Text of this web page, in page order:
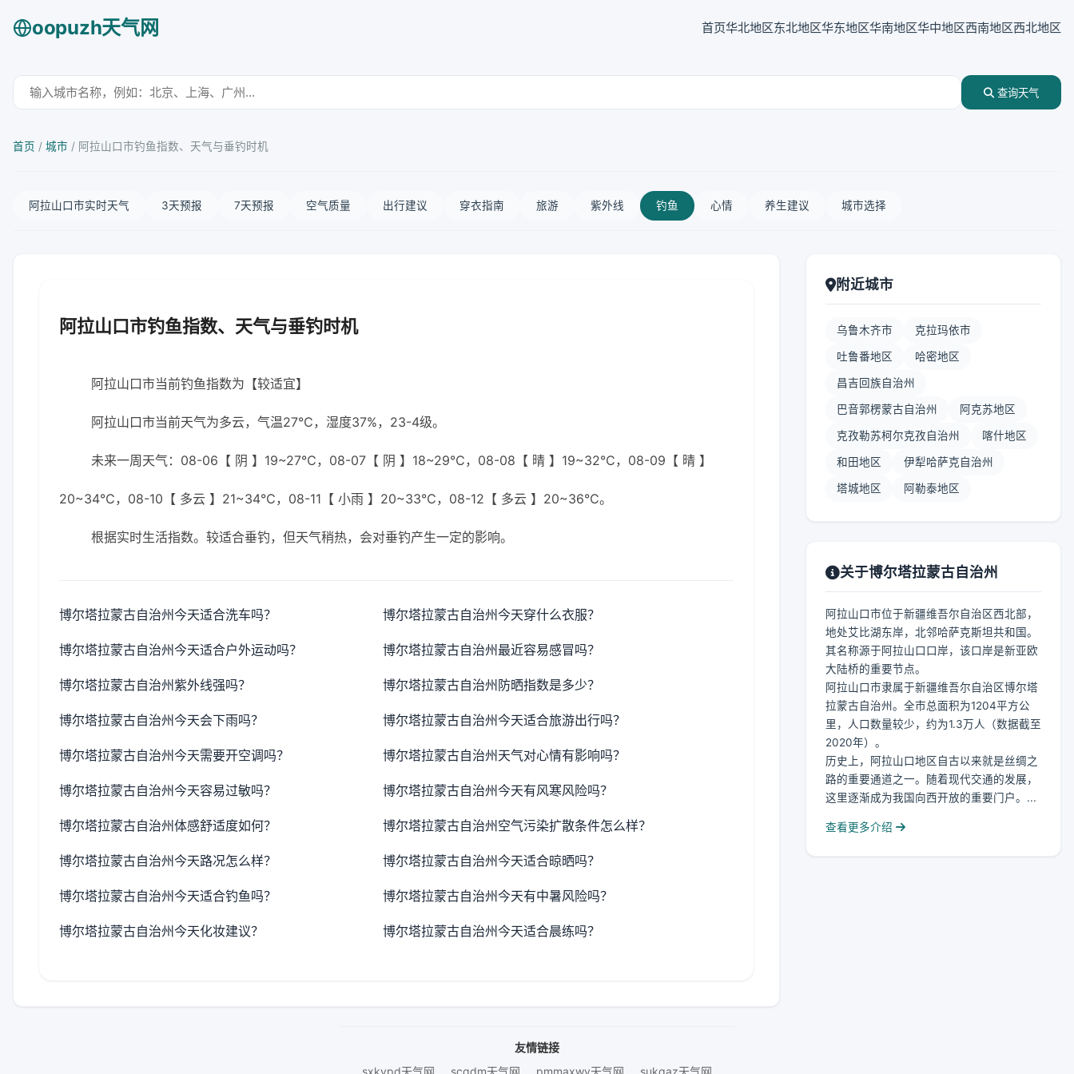
oopuzh天气网 首页华北地区东北地区华东地区华南地区华中地区西南地区西北地区
查询天气
首页 / 城市 / 阿拉山口市钓鱼指数、天气与垂钓时机
阿拉山口市实时天气 3天预报 7天预报 空气质量 出行建议 穿衣指南 旅游 紫外线 钓鱼 心情 养生建议 城市选择
阿拉山口市钓鱼指数、天气与垂钓时机
阿拉山口市当前钓鱼指数为【较适宜】
阿拉山口市当前天气为多云，气温27℃，湿度37%，23-4级。
未来一周天气：08-06【 阴 】19~27℃，08-07【 阴 】18~29℃，08-08【 晴 】19~32℃，08-09【 晴 】
20~34℃，08-10【 多云 】21~34℃，08-11【 小雨 】20~33℃，08-12【 多云 】20~36℃。
根据实时生活指数。较适合垂钓，但天气稍热，会对垂钓产生一定的影响。
博尔塔拉蒙古自治州今天适合洗车吗？ 博尔塔拉蒙古自治州今天穿什么衣服？
博尔塔拉蒙古自治州今天适合户外运动吗？ 博尔塔拉蒙古自治州最近容易感冒吗？
博尔塔拉蒙古自治州紫外线强吗？ 博尔塔拉蒙古自治州防晒指数是多少？
博尔塔拉蒙古自治州今天会下雨吗？ 博尔塔拉蒙古自治州今天适合旅游出行吗？
博尔塔拉蒙古自治州今天需要开空调吗？ 博尔塔拉蒙古自治州天气对心情有影响吗？
博尔塔拉蒙古自治州今天容易过敏吗？ 博尔塔拉蒙古自治州今天有风寒风险吗？
博尔塔拉蒙古自治州体感舒适度如何？ 博尔塔拉蒙古自治州空气污染扩散条件怎么样？
博尔塔拉蒙古自治州今天路况怎么样？ 博尔塔拉蒙古自治州今天适合晾晒吗？
博尔塔拉蒙古自治州今天适合钓鱼吗？ 博尔塔拉蒙古自治州今天有中暑风险吗？
博尔塔拉蒙古自治州今天化妆建议？ 博尔塔拉蒙古自治州今天适合晨练吗？
附近城市
乌鲁木齐市 克拉玛依市
吐鲁番地区 哈密地区
昌吉回族自治州
巴音郭楞蒙古自治州 阿克苏地区
克孜勒苏柯尔克孜自治州 喀什地区
和田地区 伊犁哈萨克自治州
塔城地区 阿勒泰地区
关于博尔塔拉蒙古自治州
阿拉山口市位于新疆维吾尔自治区西北部，
地处艾比湖东岸，北邻哈萨克斯坦共和国。
其名称源于阿拉山口口岸，该口岸是新亚欧
大陆桥的重要节点。
阿拉山口市隶属于新疆维吾尔自治区博尔塔
拉蒙古自治州。全市总面积为1204平方公
里，人口数量较少，约为1.3万人（数据截至
2020年）。
历史上，阿拉山口地区自古以来就是丝绸之
路的重要通道之一。随着现代交通的发展，
这里逐渐成为我国向西开放的重要门户。...
查看更多介绍
友情链接
sxkvpd天气网
scqdm天气网 pmmaxwy天气网 sukqaz天气网